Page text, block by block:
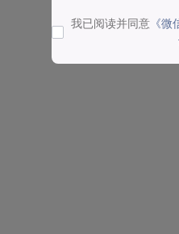
我已阅读并同意 《